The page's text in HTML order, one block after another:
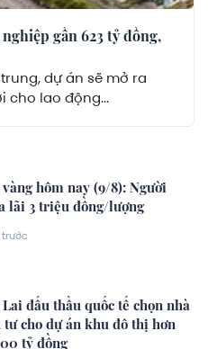
gần 623 tỷ đồng,
dự án sẽ mở ra
cho lao động...
hôm nay (9/8): Người
lãi 3 triệu đồng/lượng
trước
đấu thầu quốc tế chọn nhà
tư cho dự án khu đô thị hơn
tỷ đồng